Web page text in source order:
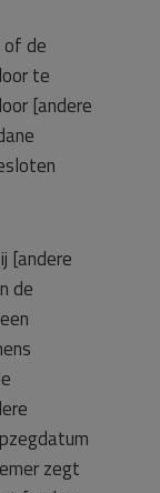
of de
te
[andere
[andere
de
zegt